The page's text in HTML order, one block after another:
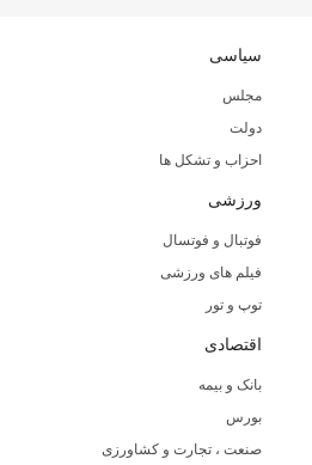
سیاسی
مجلس
دولت
احزاب و تشکل ها
ورزشی
فوتبال و فوتسال
فیلم های ورزشی
توپ و تور
اقتصادی
بانک و بیمه
بورس
صنعت ، تجارت و کشاورزی